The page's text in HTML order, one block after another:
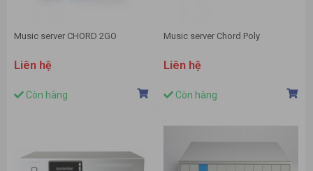
Music server CHORD 2GO
Liên hệ
Còn hàng
Music server Chord Poly
Liên hệ
Còn hàng